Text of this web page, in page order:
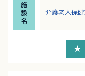
施
設
名
介護老人保
★